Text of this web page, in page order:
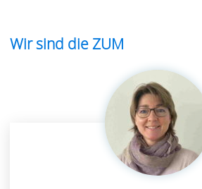
Wir sind die ZUM